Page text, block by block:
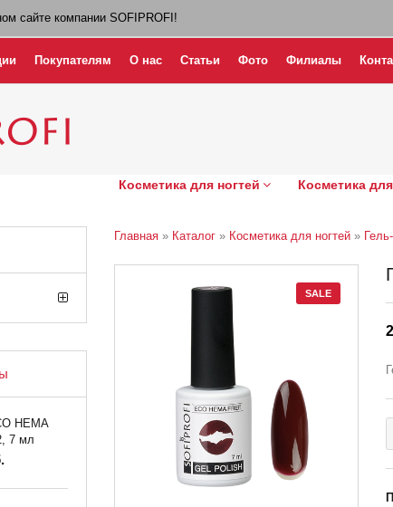
сайте компании SOFIPROFI!
Покупателям О нас Статьи Фото Филиалы
Косметика для ногтей Косметика
Главная » Каталог » Косметика для ногтей »
SALE
HEMA
7 мл